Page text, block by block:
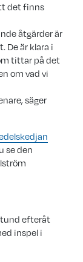
det finns
åtgärder är
De är klara i
tittar på det
om vad vi
säger
se den
efteråt
inspel i